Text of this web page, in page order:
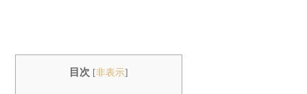
目次 [非表示]